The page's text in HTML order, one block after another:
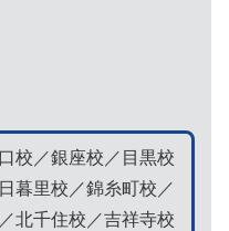
校／銀座校／目黒校
暮里校／錦糸町校／
北千住校／吉祥寺校